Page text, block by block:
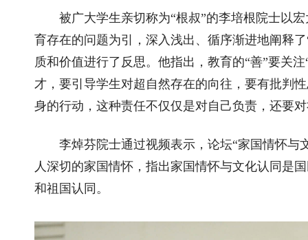
被广大学生亲切称为“根叔”的李培根院士以
育存在的问题为引，深入浅出、循序渐进地阐释
质和价值进行了反思。他指出，教育的“善”要关
才，要引导学生对超自然存在的向往，要有批判
身的行动，这种责任不仅仅是对自己负责，还要
李焯芬院士通过视频表示，论坛“家国情怀
人深切的家国情怀，指出家国情怀与文化认同是
和祖国认同。